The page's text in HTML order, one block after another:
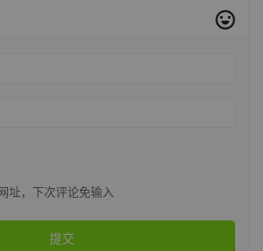
址，下次评论免输入
提交